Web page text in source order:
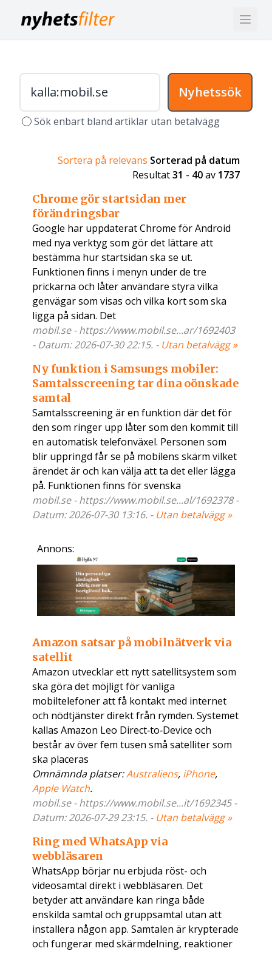
Nyhetssök
Sök enbart bland artiklar utan betalvägg
Sortera på relevans Sorterad på datum
Resultat31 - 40av 1737
Chrome gör startsidan mer
förändringsbar
Google har uppdaterat Chrome för Android
med nya verktyg som gör det lättare att
bestämma hur startsidan ska se ut.
Funktionen finns i menyn under de tre
prickarna och låter användare styra vilka
genvägar som visas och vilka kort som ska
ligga på sidan. Det
mobil.se - https://www.mobil.se...ar/1692403
- Datum: 2026-07-30 22:15. - Utan betalvägg »
Ny funktion i Samsungs mobiler:
Samtalsscreening tar dina oönskade
samtal
Samtalsscreening är en funktion där det för
den som ringer upp låter som den kommit till
en automatisk telefonväxel. Personen som
blir uppringd får se på mobilens skärm vilket
ärendet är och kan välja att ta det eller lägga
på. Funktionen finns för svenska
mobil.se - https://www.mobil.se...al/1692378 -
Datum: 2026-07-30 13:16. - Utan betalvägg »
Annons:
Amazon satsar på mobilnätverk via
satellit
Amazon utvecklar ett nytt satellitsystem som
ska göra det möjligt för vanliga
mobiltelefoner att få kontakt med internet
och nödtjänster direkt från rymden. Systemet
kallas Amazon Leo Direct‑to‑Device och
består av över fem tusen små satelliter som
ska placeras
Omnämnda platser:Australiens, iPhone,
Apple Watch.
mobil.se - https://www.mobil.se...it/1692345 -
Datum: 2026-07-29 23:15. - Utan betalvägg »
Ring med WhatsApp via
webbläsaren
WhatsApp börjar nu erbjuda röst- och
videosamtal direkt i webbläsaren. Det
betyder att användare kan ringa både
enskilda samtal och gruppsamtal utan att
installera någon app. Samtalen är krypterade
och fungerar med skärmdelning, reaktioner